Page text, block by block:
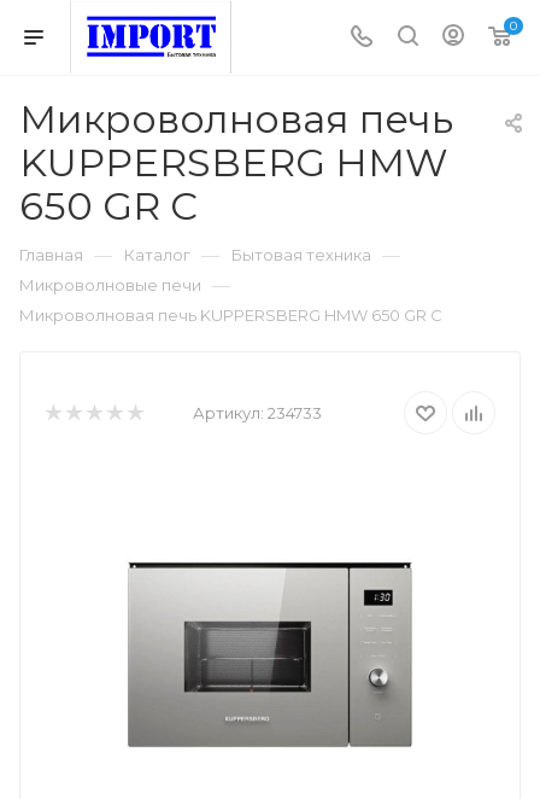
0
Микроволновая печь
KUPPERSBERG HMW
650 GR C
Главная — Каталог — Бытовая техника —
Микроволновые печи —
Микроволновая печь KUPPERSBERG HMW 650 GR C
Артикул: 234733